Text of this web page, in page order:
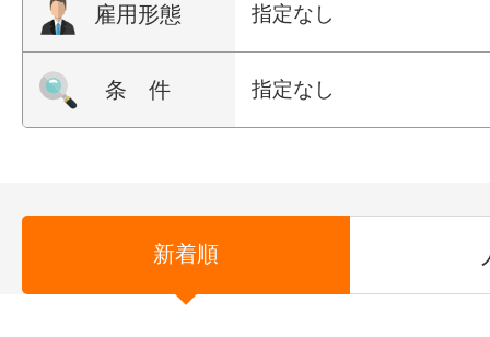
雇用形態 指定なし
条 件 指定なし
新着順